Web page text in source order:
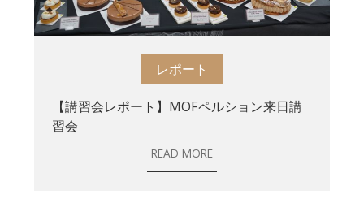
レポート
【講習会レポート】MOFペルション来日講
習会
READ MORE